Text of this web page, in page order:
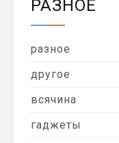
РАЗНОЕ
разное
другое
всячина
гаджеты